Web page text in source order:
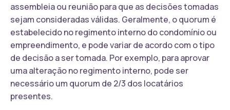
assembleia ou reunião para que as decisões tomadas
sejam consideradas válidas. Geralmente, o quorum é
estabelecido no regimento interno do condomínio ou
empreendimento, e pode variar de acordo com o tipo
de decisão a ser tomada. Por exemplo, para aprovar
uma alteração no regimento interno, pode ser
necessário um quorum de 2/3 dos locatários
presentes.